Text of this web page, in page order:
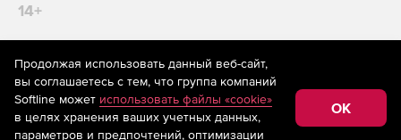
14+
На информационном ресурсе store.softline.ru применяются
рекомендательные технологии(информационные технологии
предоставления информации на основе сбора,
систематизации и анализа сведений, относящихся к
предпочтениям пользователей сети «Интернет»,
Продолжая использовать данный веб-сайт,
вы соглашаетесь с тем, что группа компаний
Softline может использовать файлы «cookie»
в целях хранения ваших учетных данных,
параметров и предпочтений, оптимизации
OK